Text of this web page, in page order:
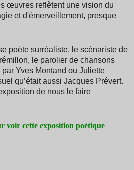
œuvres reflètent une vision du
et d'émerveillement, presque
poète surréaliste, le scénariste de
le parolier de chansons
Yves Montand ou Juliette
qu’était aussi Jacques Prévert.
de nous le faire
voir cette exposition poétique